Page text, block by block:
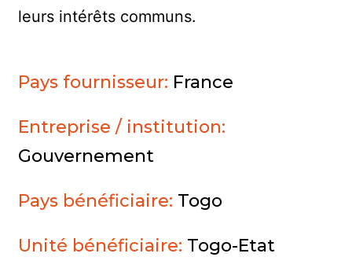
leurs intérêts communs.
Pays fournisseur: France
Entreprise / institution:
Gouvernement
Pays bénéficiaire: Togo
Unité bénéficiaire: Togo-Etat